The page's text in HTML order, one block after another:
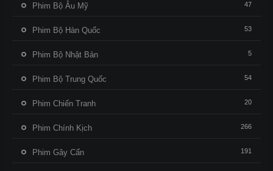
Phim Bộ Âu Mỹ 47
Phim Bộ Hàn Quốc 53
Phim Bộ Nhật Bản 5
Phim Bộ Trung Quốc 54
Phim Chiến Tranh 20
Phim Chính Kịch 266
Phim Gây Cấn 191